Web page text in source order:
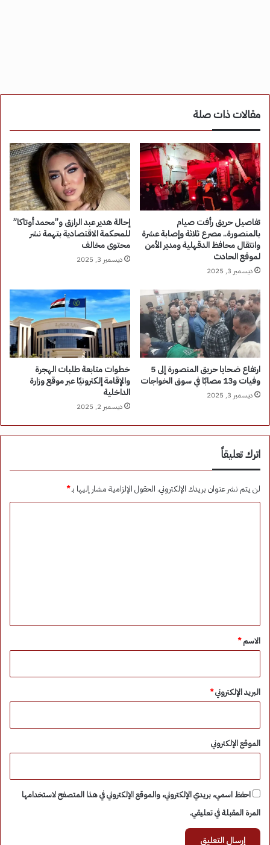
مقالات ذات صلة
تفاصيل حريق رأفت صيام
بالمنصورة.. مصرع ثلاثة وإصابة عشرة
وانتقال محافظ الدقهلية ومدير الأمن
لموقع الحادث
ديسمبر 3, 2025
إحالة هدير عبد الرازق و”محمد أوتاكا”
للمحكمة الاقتصادية بتهمة نشر
محتوى مخالف
ديسمبر 3, 2025
ارتفاع ضحايا حريق المنصورة إلى 5
وفيات و13 مصابًا في سوق الخواجات
ديسمبر 3, 2025
خطوات متابعة طلبات الهجرة
والإقامة إلكترونيًا عبر موقع وزارة
الداخلية
ديسمبر 2, 2025
اترك تعليقاً
لن يتم نشر عنوان بريدك الإلكتروني. الحقول الإلزامية مشار إليها بـ*
*
الاسم*
البريد الإلكتروني*
الموقع الإلكتروني
احفظ اسمي، بريدي الإلكتروني، والموقع الإلكتروني في هذا المتصفح لاستخدامها
المرة المقبلة في تعليقي.